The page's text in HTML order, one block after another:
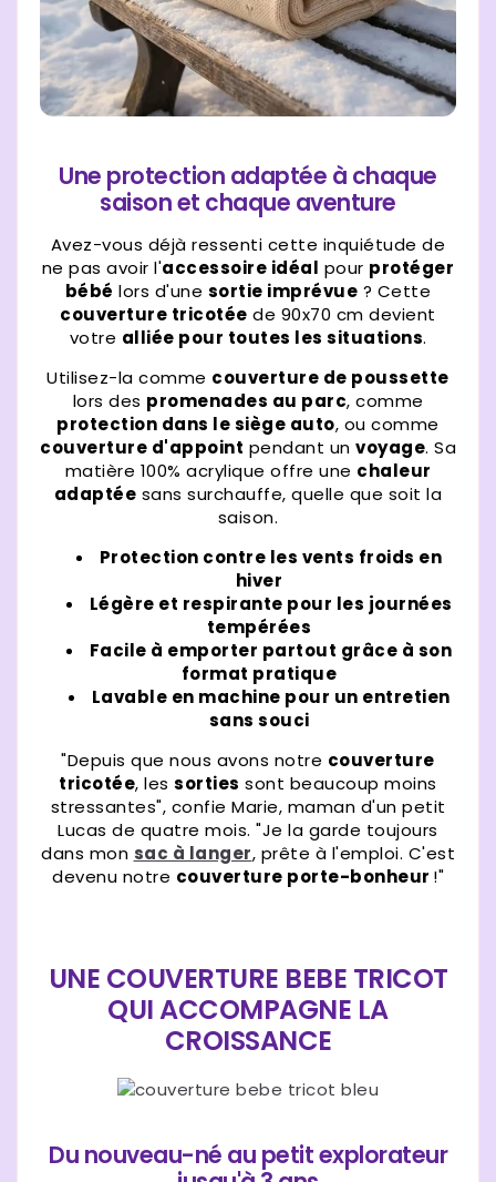
Une protection adaptée à chaque
saison et chaque aventure
Avez-vous déjà ressenti cette inquiétude de
ne pas avoir l'accessoire idéal pour protéger
bébé lors d'une sortie imprévue ? Cette
couverture tricotée de 90x70 cm devient
votre alliée pour toutes les situations.
Utilisez-la comme couverture de poussette
lors des promenades au parc, comme
protection dans le siège auto, ou comme
couverture d'appoint pendant un voyage. Sa
matière 100% acrylique offre une chaleur
adaptée sans surchauffe, quelle que soit la
saison.
Protection contre les vents froids en
hiver
Légère et respirante pour les journées
tempérées
Facile à emporter partout grâce à son
format pratique
Lavable en machine pour un entretien
sans souci
"Depuis que nous avons notre couverture
tricotée, lessorties sont beaucoup moins
stressantes", confie Marie, maman d'un petit
Lucas de quatre mois. "Je la garde toujours
dans mon sac à langer, prête à l'emploi. C'est
devenu notre couverture porte-bonheur !"
UNE COUVERTURE BEBE TRICOT
QUI ACCOMPAGNE LA
CROISSANCE
Du nouveau-né au petit explorateur